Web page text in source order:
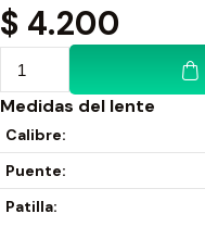
$ 4.200
Medidas del lente
Calibre:
Puente:
Patilla: